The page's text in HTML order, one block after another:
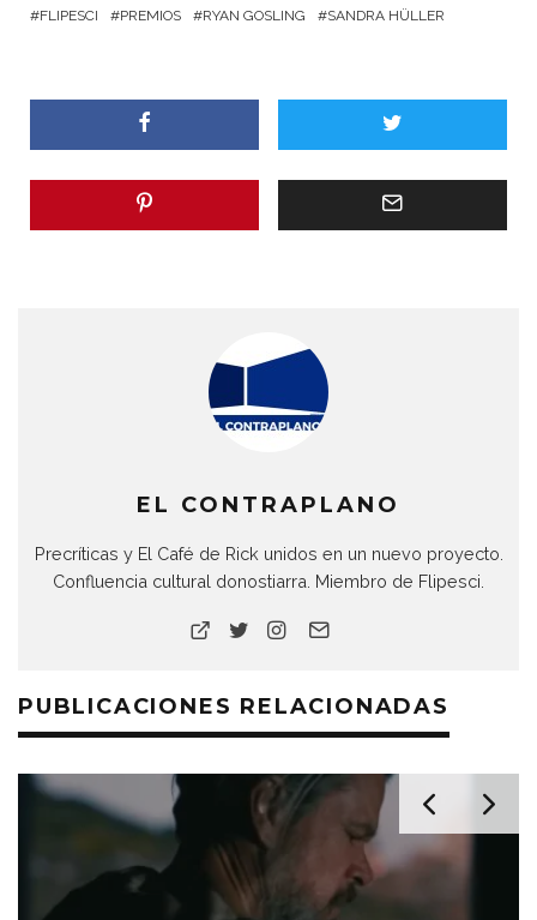
FLIPESCI
PREMIOS RYAN GOSLING SANDRA HÜLLER
EL CONTRAPLANO
Precríticas y El Café de Rick unidos en un nuevo proyecto.
Confluencia cultural donostiarra. Miembro de Flipesci.
PUBLICACIONES RELACIONADAS